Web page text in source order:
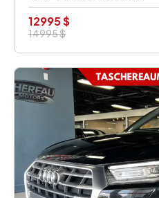
12995 $
14995 $